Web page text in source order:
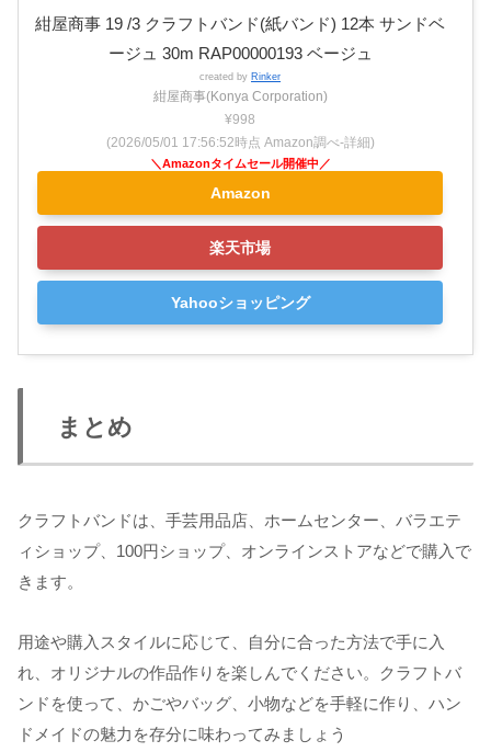
紺屋商事 19 /3 クラフトバンド(紙バンド) 12本 サンドベ
ージュ 30m RAP00000193 ベージュ
created by Rinker
紺屋商事(Konya Corporation)
¥998
(2026/05/01 17:56:52時点 Amazon調べ-詳細)
Amazon
楽天市場
Yahooショッピング
まとめ
クラフトバンドは、手芸用品店、ホームセンター、バラエテ
ィショップ、100円ショップ、オンラインストアなどで購入で
きます。
用途や購入スタイルに応じて、自分に合った方法で手に入
れ、オリジナルの作品作りを楽しんでください。クラフトバ
ンドを使って、かごやバッグ、小物などを手軽に作り、ハン
ドメイドの魅力を存分に味わってみましょう